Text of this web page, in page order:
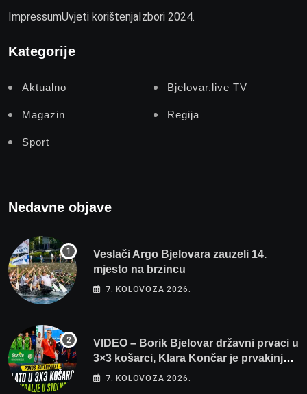
ImpressumUvjeti korištenja Izbori 2024.
Kategorije
Aktualno Bjelovar.live TV
Magazin Regija
Sport
Nedavne objave
Veslači Argo Bjelovara zauzeli 14.
mjesto na brzincu
7. KOLOVOZA 2026.
VIDEO – Borik Bjelovar državni prvaci u
3×3 košarci, Klara Končar je prvakinja
Hrvatske u stolnom tenisu!
7. KOLOVOZA 2026.